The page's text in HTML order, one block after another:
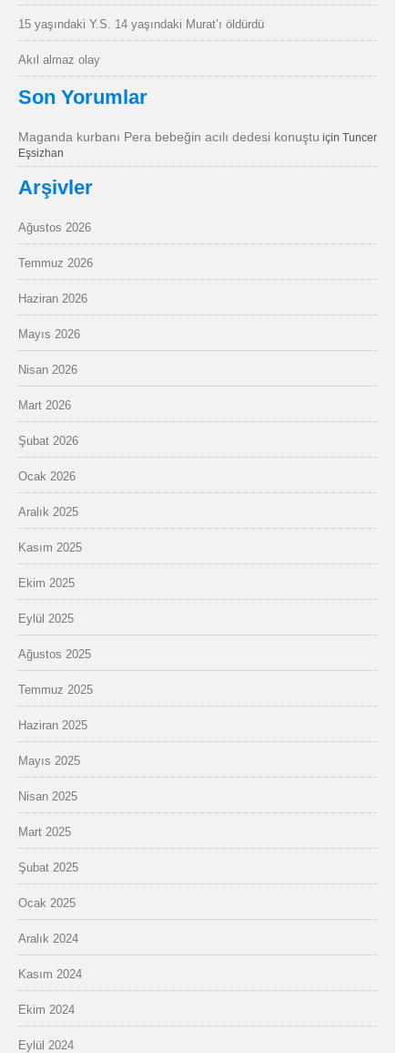
15 yaşındaki Y.S. 14 yaşındaki Murat’ı öldürdü
Akıl almaz olay
Son Yorumlar
Maganda kurbanı Pera bebeğin acılı dedesi konuştu için Tuncer
Eşsizhan
Arşivler
Ağustos 2026
Temmuz 2026
Haziran 2026
Mayıs 2026
Nisan 2026
Mart 2026
Şubat 2026
Ocak 2026
Aralık 2025
Kasım 2025
Ekim 2025
Eylül 2025
Ağustos 2025
Temmuz 2025
Haziran 2025
Mayıs 2025
Nisan 2025
Mart 2025
Şubat 2025
Ocak 2025
Aralık 2024
Kasım 2024
Ekim 2024
Eylül 2024